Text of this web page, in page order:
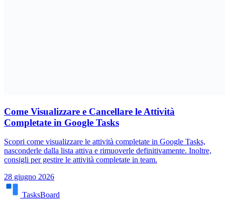
Come Visualizzare e Cancellare le Attività
Completate in Google Tasks
Scopri come visualizzare le attività completate in Google Tasks,
nasconderle dalla lista attiva e rimuoverle definitivamente. Inoltre,
consigli per gestire le attività completate in team.
28 giugno 2026
TasksBoard